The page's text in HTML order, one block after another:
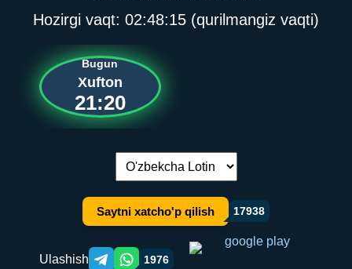
Hozirgi vaqt: 02:48:15 (qurilmangiz vaqti)
Bugun
Xufton
21:20
Tilni almashtirish:
Saytni xatcho'p qilish 17938
Ulashish Telegram orqali ulashish
WhatsApp orqali ulashish
1976